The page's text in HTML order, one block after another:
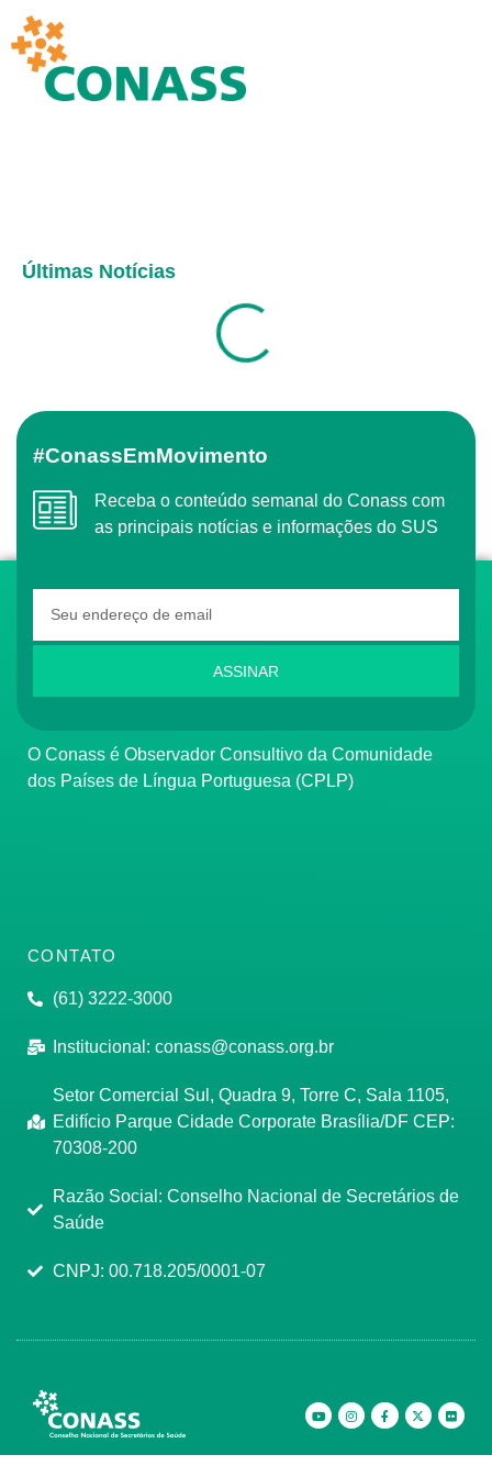
Últimas Notícias
#ConassEmMovimento
Receba o conteúdo semanal do Conass com
as principais notícias e informações do SUS
ASSINAR
O Conass é Observador Consultivo da Comunidade
dos Países de Língua Portuguesa (CPLP)
CONTATO
(61) 3222-3000
Institucional: conass@conass.org.br
Setor Comercial Sul, Quadra 9, Torre C, Sala 1105,
Edifício Parque Cidade Corporate Brasília/DF CEP:
70308-200
Razão Social: Conselho Nacional de Secretários de
Saúde
CNPJ: 00.718.205/0001-07